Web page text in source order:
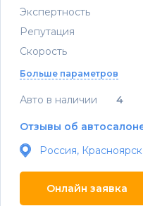
Экспертность
Репутация
Скорость
Больше параметров
Авто в наличии 4
Отзывы об
Россия,
Онлайн заявка